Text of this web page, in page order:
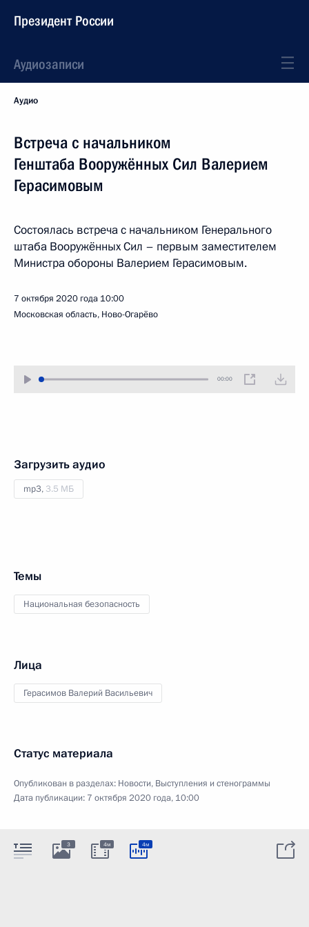
Президент России
Аудиозаписи
Аудио
Встреча с начальником
Генштаба Вооружённых Сил Валерием
Герасимовым
Состоялась встреча с начальником Генерального
штаба Вооружённых Сил – первым заместителем
Министра обороны Валерием Герасимовым.
7 октября 2020 года 10:00
Московская область, Ново-Огарёво
00:00
Загрузить аудио
mp3, 3.5 МБ
Темы
Национальная безопасность
Лица
Герасимов Валерий Васильевич
Статус материала
Опубликован в разделах: Новости, Выступления и стенограммы
Дата публикации: 7 октября 2020 года, 10:00
3 4м 4м